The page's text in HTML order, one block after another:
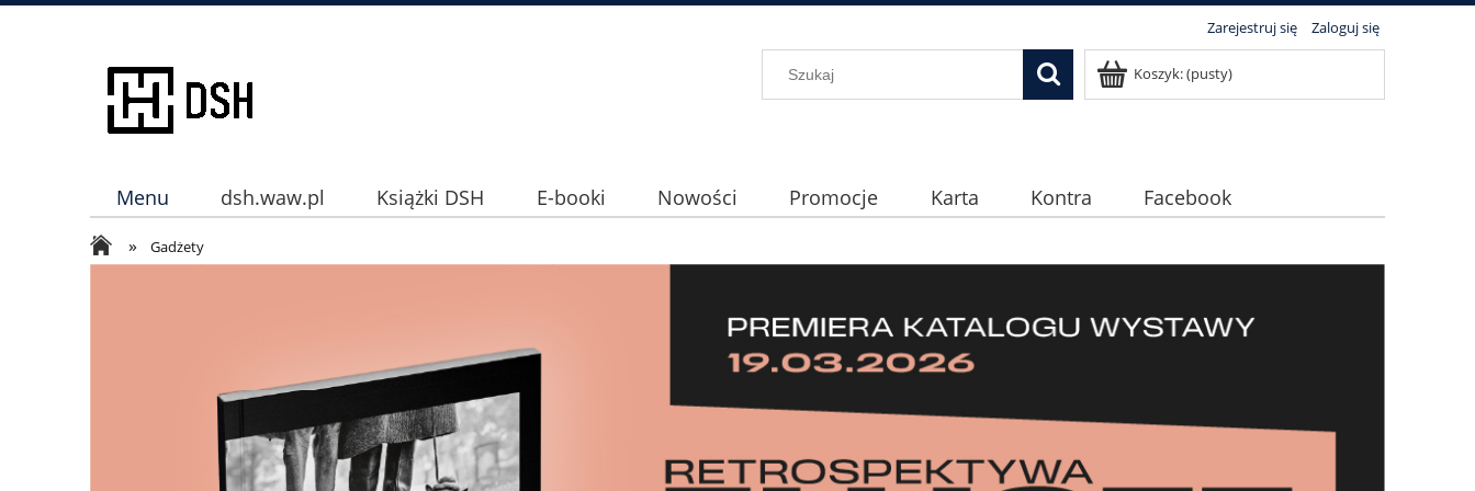
Zarejestruj się Zaloguj się
Koszyk:(pusty)
Menu dsh.waw.pl Książki DSH E-booki Nowości Promocje Karta Kontra
Facebook
Instagram
» Gadżety